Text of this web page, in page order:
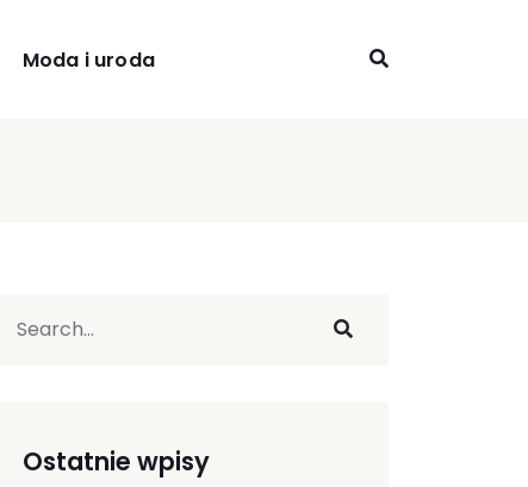
Moda i uroda
Ostatnie wpisy